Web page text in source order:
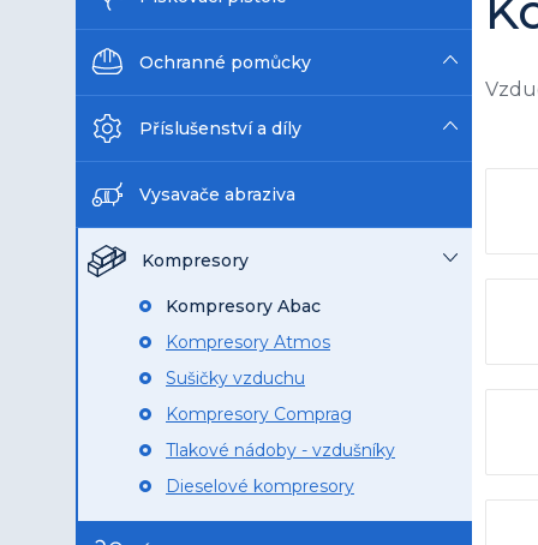
n
e
l
Ochranné pomůcky
Příslušenství a díly
Vysavače abraziva
Kompresory
Kompresory Abac
Kompresory Atmos
Sušičky vzduchu
Kompresory Comprag
Tlakové nádoby - vzdušníky
Dieselové kompresory